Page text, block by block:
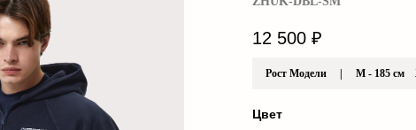
12 500 ₽
Рост Модели | М - 185 см
Цвет